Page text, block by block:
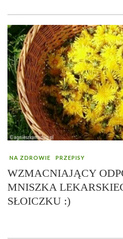
NA ZDROWIE PRZEPISY
WZMACNIAJĄCY
MNISZKA
SŁOICZKU :)